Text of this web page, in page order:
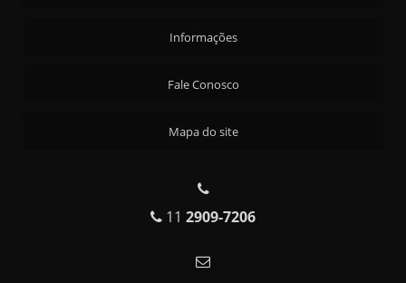
Informações
Fale Conosco
Mapa do site
11 2909-7206